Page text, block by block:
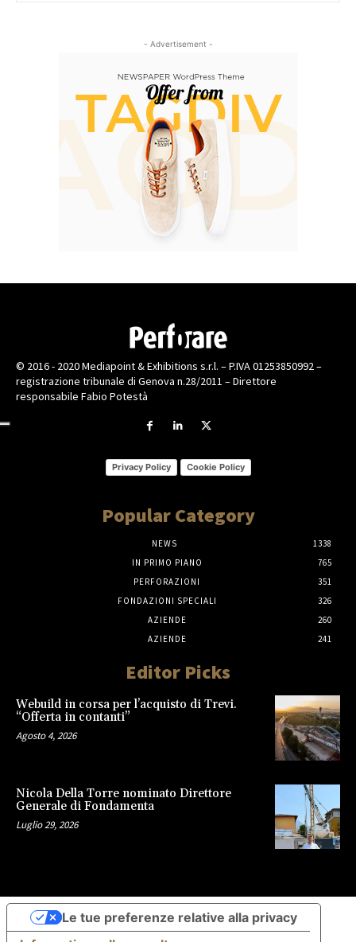
- Advertisement -
© 2016 - 2020 Mediapoint & Exhibitions s.r.l. – P.IVA 01253850992 –
registrazione tribunale di Genova n.28/2011 – Direttore
responsabile Fabio Potestà
Privacy Policy Cookie Policy
Popular Category
NEWS
1338
IN PRIMO PIANO
765
PERFORAZIONI
351
FONDAZIONI SPECIALI
326
AZIENDE
260
AZIENDE
241
Editor Picks
Webuild in corsa per l’acquisto di Trevi.
“Offerta in contanti”
Agosto 4, 2026
Nicola Della Torre nominato Direttore
Generale di Fondamenta
Luglio 29, 2026
Le tue preferenze relative alla privacy